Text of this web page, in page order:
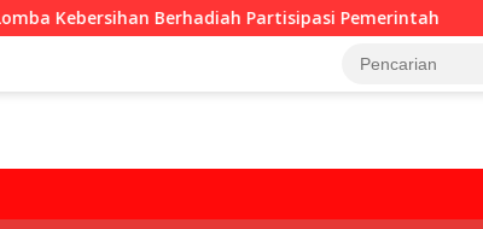
Berhadiah Partisipasi Pemerintah Oknum Guru